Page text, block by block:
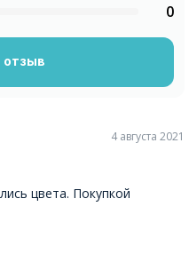
4 августа 2021
цвета. Покупкой
0
отзыв